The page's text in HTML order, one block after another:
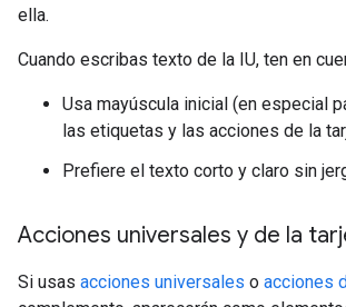
ella.
Cuando escribas texto de la IU, ten en
Usa mayúscula inicial (en especial
las etiquetas y las acciones de la
Prefiere el texto corto y claro sin
Acciones universales y de la
Si usas acciones universales o acciones